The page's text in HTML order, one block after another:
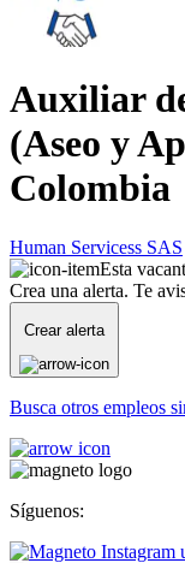
Auxiliar
(Aseo y
Colombia
Human Servicess SAS
Esta
Crea una alerta. Te
Crear alerta
Busca otros empleos
Síguenos: